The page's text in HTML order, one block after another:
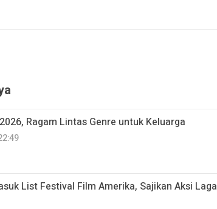
Ragam Lintas Genre untuk Keluarga
List Festival Film Amerika, Sajikan Aksi Laga